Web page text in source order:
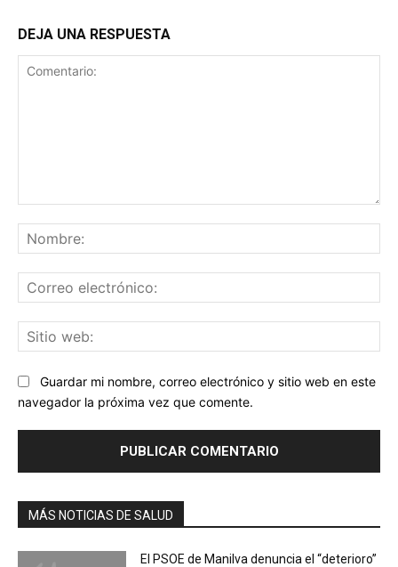
DEJA UNA RESPUESTA
Guardar mi nombre, correo electrónico y sitio web en este
navegador la próxima vez que comente.
MÁS NOTICIAS DE SALUD
El PSOE de Manilva denuncia el “deterioro”